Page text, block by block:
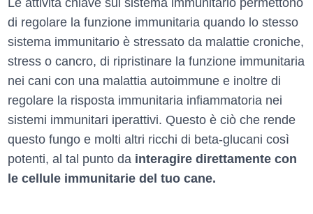
di regolare la funzione immunitaria quando lo stesso
sistema immunitario è stressato da malattie croniche,
stress o cancro, di ripristinare la funzione immunitaria
nei cani con una malattia autoimmune e inoltre di
regolare la risposta immunitaria infiammatoria nei
sistemi immunitari iperattivi. Questo è ciò che rende
questo fungo e molti altri ricchi di beta-glucani così
potenti, al tal punto da interagire direttamente con
le cellule immunitarie del tuo cane.